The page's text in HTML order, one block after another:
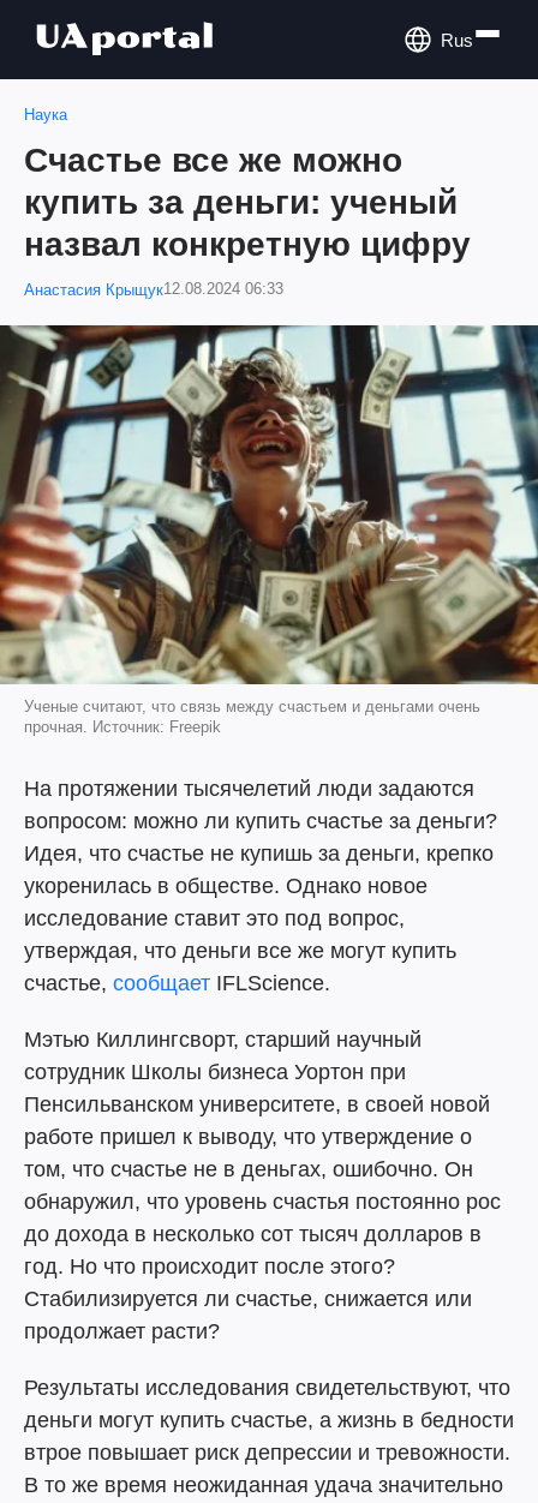
Rus
Наука
Счастье все же можно
купить за деньги: ученый
назвал конкретную цифру
Анастасия Крыщук12.08.2024 06:33
Ученые считают, что связь между счастьем и деньгами очень
прочная. Источник: Freepik
На протяжении тысячелетий люди задаются
вопросом: можно ли купить счастье за деньги?
Идея, что счастье не купишь за деньги, крепко
укоренилась в обществе. Однако новое
исследование ставит это под вопрос,
утверждая, что деньги все же могут купить
счастье, сообщает IFLScience.
Мэтью Киллингсворт, старший научный
сотрудник Школы бизнеса Уортон при
Пенсильванском университете, в своей новой
работе пришел к выводу, что утверждение о
том, что счастье не в деньгах, ошибочно. Он
обнаружил, что уровень счастья постоянно рос
до дохода в несколько сот тысяч долларов в
год. Но что происходит после этого?
Стабилизируется ли счастье, снижается или
продолжает расти?
Результаты исследования свидетельствуют, что
деньги могут купить счастье, а жизнь в бедности
втрое повышает риск депрессии и тревожности.
В то же время неожиданная удача значительно